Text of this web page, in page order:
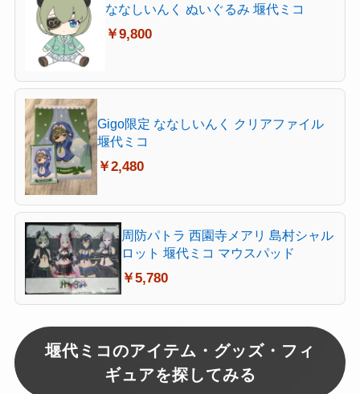
ななしいんく ぬいぐるみ 堰代ミコ
￥9,800
Gigo限定 ななしいんく クリアファイル
堰代ミコ
￥2,480
周防パトラ 西園寺メアリ 島村シャル
ロット 堰代ミコ マウスパッド
￥5,780
堰代ミコのアイテム・グッズ・フィ
ギュアを探してみる